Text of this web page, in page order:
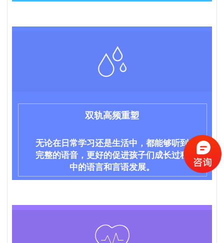
双轨高频重塑
无论在日常学习还是生活中，都能够听到
完整的语音，更好的促进孩子们成长过程
中的语言和言语发展。